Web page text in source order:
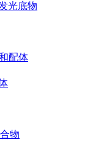
光底物
配体
物